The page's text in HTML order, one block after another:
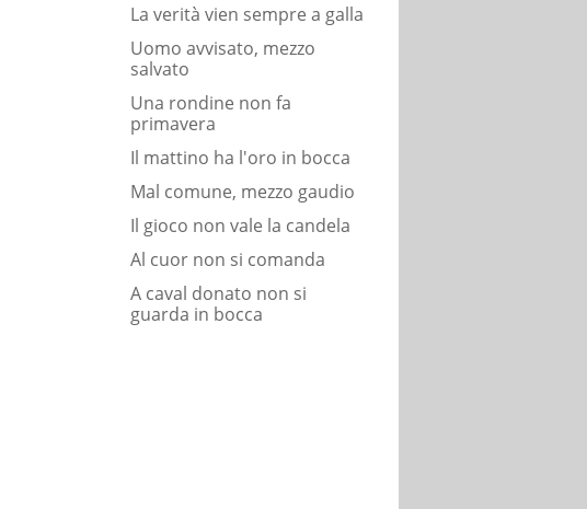
La verità vien sempre a galla
Uomo avvisato, mezzo
salvato
Una rondine non fa
primavera
Il mattino ha l'oro in bocca
Mal comune, mezzo gaudio
Il gioco non vale la candela
Al cuor non si comanda
A caval donato non si
guarda in bocca